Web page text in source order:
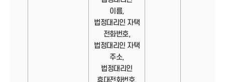
이름,
법정대리인 자택
전화번호,
법정대리인 자택
주소,
법정대리인
휴대전화번호,